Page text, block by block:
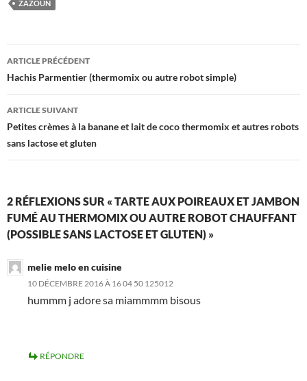
ZAZOUN
Navigation
des
articles
ARTICLE PRÉCÉDENT
Hachis Parmentier (thermomix ou autre robot simple)
ARTICLE SUIVANT
Petites crèmes à la banane et lait de coco thermomix et autres robots
sans lactose et gluten
2 RÉFLEXIONS SUR « TARTE AUX POIREAUX ET JAMBON
FUMÉ AU THERMOMIX OU AUTRE ROBOT CHAUFFANT
(POSSIBLE SANS LACTOSE ET GLUTEN) »
melie melo en cuisine
10 DÉCEMBRE 2016 À 16 04 50 125012
hummm j adore sa miammmm bisous
RÉPONDRE